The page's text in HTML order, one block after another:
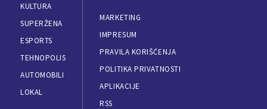
KULTURA
SUPERŽENA
ESPORTS
TEHNOPOLIS
AUTOMOBILI
LOKAL
MARKETING
IMPRESUM
PRAVILA KORIŠĆENJA
POLITIKA PRIVATNOSTI
APLIKACIJE
RSS